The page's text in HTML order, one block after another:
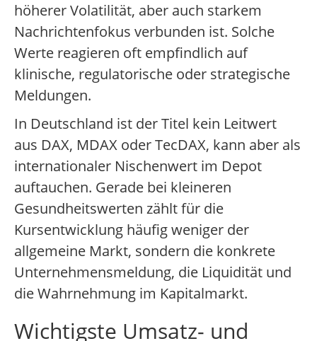
höherer Volatilität, aber auch starkem
Nachrichtenfokus verbunden ist. Solche
Werte reagieren oft empfindlich auf
klinische, regulatorische oder strategische
Meldungen.
In Deutschland ist der Titel kein Leitwert
aus DAX, MDAX oder TecDAX, kann aber als
internationaler Nischenwert im Depot
auftauchen. Gerade bei kleineren
Gesundheitswerten zählt für die
Kursentwicklung häufig weniger der
allgemeine Markt, sondern die konkrete
Unternehmensmeldung, die Liquidität und
die Wahrnehmung im Kapitalmarkt.
Wichtigste Umsatz- und